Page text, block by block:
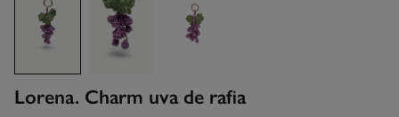
Lorena. Charm uva de rafia